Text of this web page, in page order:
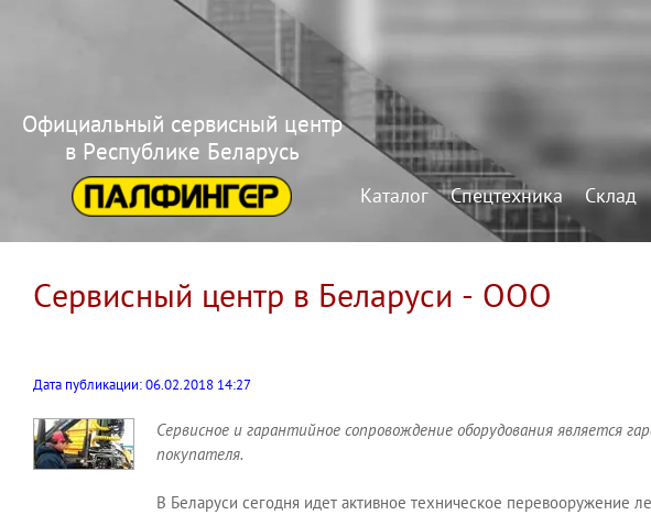
Официальный сервисный центр
в Республике Беларусь
Каталог Спецтехника Склад
Сервисный центр в Беларуси - ООО
Дата публикации: 06.02.2018 14:27
Сервисное и гарантийное сопровождение оборудования является
покупателя.
В Беларуси сегодня идет активное техническое перевооружение